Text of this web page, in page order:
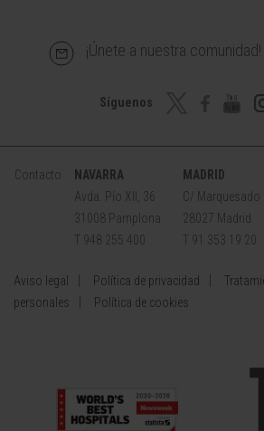
¡Únete a nuestra comunidad!
Síguenos
Contacto
NAVARRA
Avda. Pío XII, 36
31008 Pamplona
T 948 255 400
MADRID
C/ Marquesado
28027 Madrid
T 91 353 19 20
Aviso legal Política de privacidad
personales
Política de cookies